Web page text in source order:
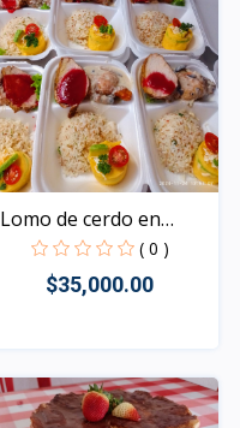
Lomo de cerdo en
salsa...
( 0 )
$35,000.00
Rápido Vista